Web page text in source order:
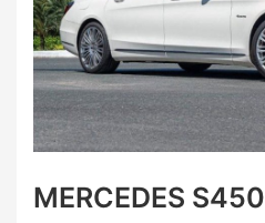
MERCEDES S450